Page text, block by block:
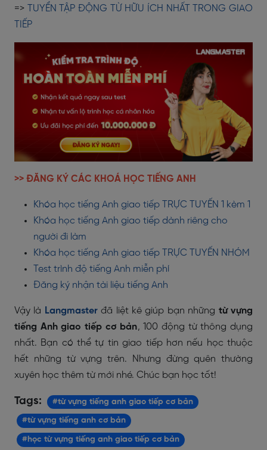
=>
TUYỂN TẬP ĐỘNG TỪ HỮU ÍCH NHẤT TRONG GIAO
TIẾP
>> ĐĂNG KÝ CÁC KHOÁ HỌC TIẾNG ANH
Khóa học tiếng Anh giao tiếp TRỰC TUYẾN 1 kèm 1
Khóa học tiếng Anh giao tiếp dành riêng cho
người đi làm
Khóa học tiếng Anh giao tiếp TRỰC TUYẾN NHÓM
Test trình độ tiếng Anh miễn phí
Đăng ký nhận tài liệu tiếng Anh
Vậy là Langmaster đã liệt kê giúp bạn những từ vựng
tiếng Anh giao tiếp cơ bản, 100 động từ thông dụng
nhất. Bạn có thể tự tin giao tiếp hơn nếu học thuộc
hết những từ vựng trên. Nhưng đừng quên thường
xuyên học thêm từ mới nhé. Chúc bạn học tốt!
Tags: #từ vựng tiếng anh giao tiếp cơ bản
#từ vựng tiếng anh cơ bản
#học từ vựng tiếng anh giao tiếp cơ bản